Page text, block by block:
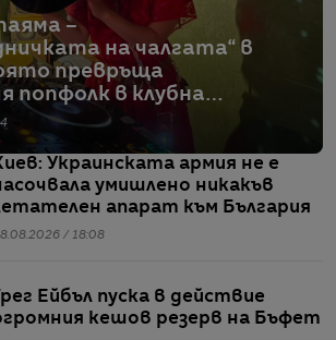
–
на чалгата“ в
превръща
попфолк в клубна
Украинската армия не е
умишлено никакъв
апарат към България
/ 18:08
Грег Ейбъл пуска в действие
кешов резерв на Бъфет